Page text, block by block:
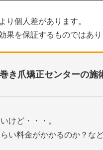
個人差があります。
を保証するものではあり
き爪矯正センターの施
けど・・・。
い料金がかかるのか？な